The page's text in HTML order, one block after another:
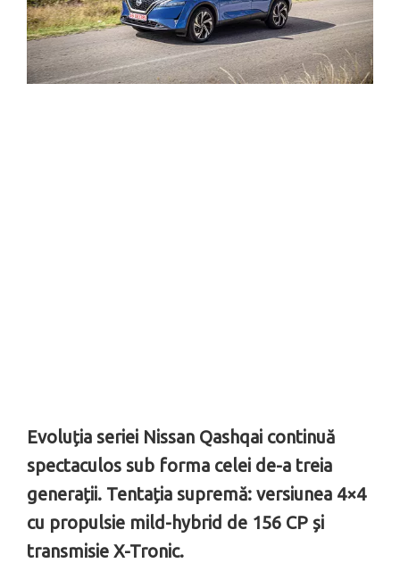
Evoluția seriei Nissan Qashqai continuă
spectaculos sub forma celei de-a treia
generații. Tentația supremă: versiunea 4×4
cu propulsie mild-hybrid de 156 CP și
transmisie X-Tronic.